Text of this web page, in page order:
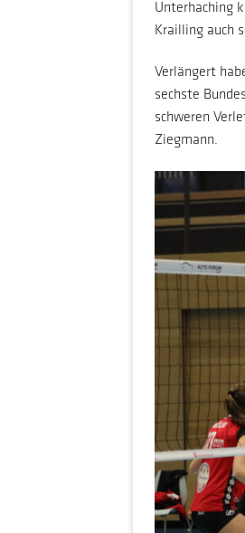
Unterhaching
Krailling auch
Verlängert
sechste
schweren
Ziegmann.